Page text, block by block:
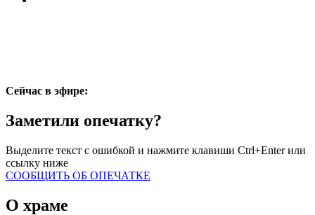
Сейчас в эфире:
Заметили опечатку?
Выделите текст с ошибкой и нажмите клавиши Ctrl+Enter или
ссылку ниже
СООБЩИТЬ ОБ ОПЕЧАТКЕ
О храме